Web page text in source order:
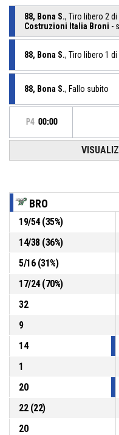
88, Bona S., Tiro libero 2
Costruzioni Italia Broni -
88, Bona S., Tiro libero 1
88, Bona S., Fallo subito
P4 00:00
59-75
21,
59-74
9, Dedic N. , Sostituzione -
88, Bona S. , Sostituzione
BRO
19/54(35%)
14/38(36%)
5/16(31%)
17/24(70%)
32
9
14
1
20
22(22)
20